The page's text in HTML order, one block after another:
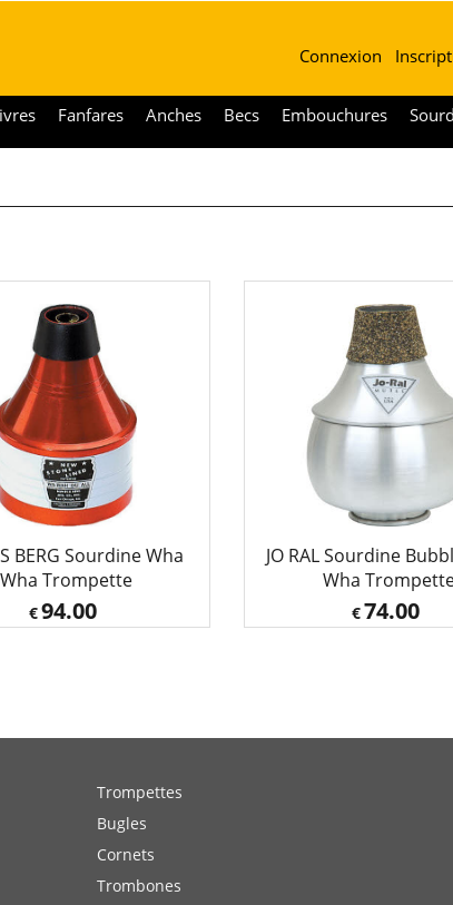
Connexion
Fanfares Anches Becs Embouchures
BERG Sourdine Wha
Wha Trompette
€94.00
JO RAL Sourdine
Wha
€74.00
Trompettes
Bugles
Cornets
Trombones